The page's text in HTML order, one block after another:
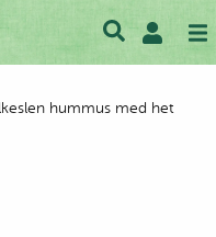
hummus med het